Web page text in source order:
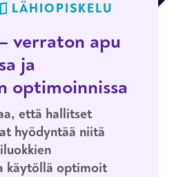
LÄHIOPISKELU
verraton apu
ja
optimoinnissa
että hallitset
hyödyntää niitä
käytöllä optimoit